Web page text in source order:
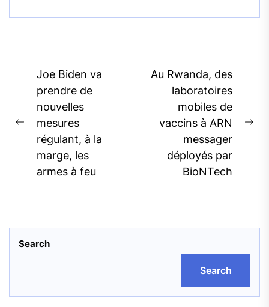
Post
navigation
Previous
post:
Joe Biden va
prendre de
nouvelles
mesures
régulant, à la
marge, les
armes à feu
Au Rwanda, des
laboratoires
mobiles de
vaccins à ARN
messager
déployés par
BioNTech
Search
Search